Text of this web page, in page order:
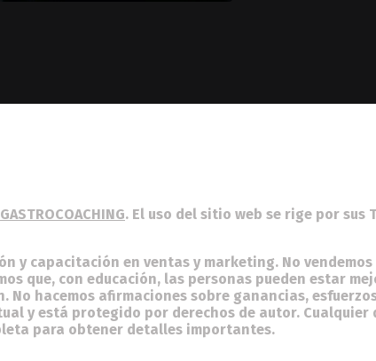
GASTROCOACHING. El uso del sitio web se rige por
y capacitación en ventas y marketing. No
que, con educación, las personas pueden estar
hacemos afirmaciones sobre ganancias,
y está protegido por derechos de autor.
para obtener detalles importantes.